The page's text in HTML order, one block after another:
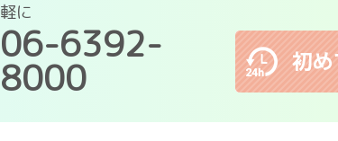
軽に
06-6392-
8000